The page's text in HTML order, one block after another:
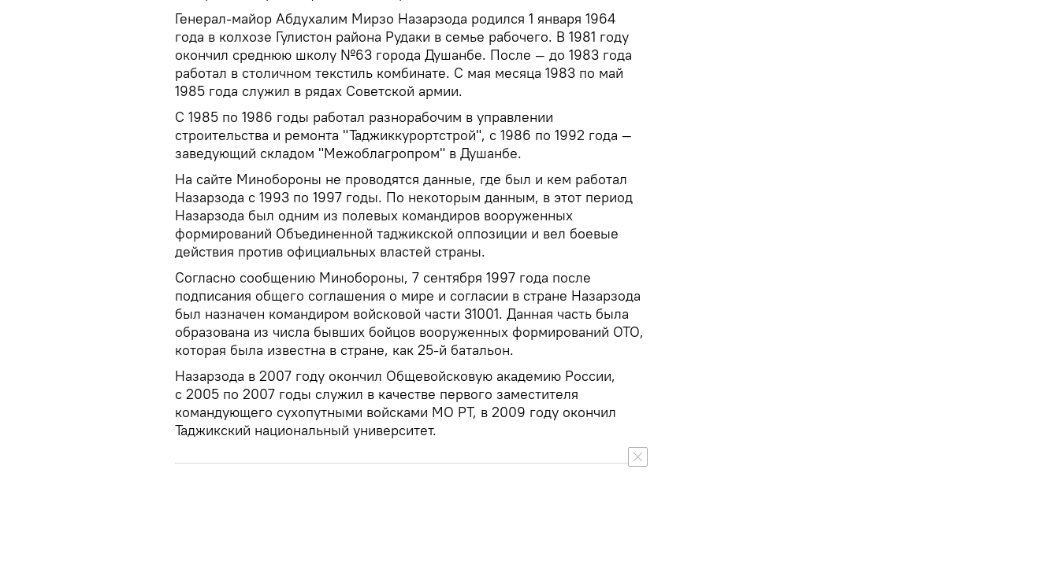
Генерал-майор Абдухалим Мирзо Назарзода родился 1 января 1964
года в колхозе Гулистон района Рудаки в семье рабочего. В 1981 году
окончил среднюю школу №63 города Душанбе. После — до 1983 года
работал в столичном текстиль комбинате. С мая месяца 1983 по май
1985 года служил в рядах Советской армии.
С 1985 по 1986 годы работал разнорабочим в управлении
строительства и ремонта "Таджиккурортстрой", с 1986 по 1992 года —
заведующий складом "Межоблагропром" в Душанбе.
На сайте Минобороны не проводятся данные, где был и кем работал
Назарзода с 1993 по 1997 годы. По некоторым данным, в этот период
Назарзода был одним из полевых командиров вооруженных
формирований Объединенной таджикской оппозиции и вел боевые
действия против официальных властей страны.
Согласно сообщению Минобороны, 7 сентября 1997 года после
подписания общего соглашения о мире и согласии в стране Назарзода
был назначен командиром войсковой части 31001. Данная часть была
образована из числа бывших бойцов вооруженных формирований ОТО,
которая была известна в стране, как 25-й батальон.
Назарзода в 2007 году окончил Общевойсковую академию России,
с 2005 по 2007 годы служил в качестве первого заместителя
командующего сухопутными войсками МО РТ, в 2009 году окончил
Таджикский национальный университет.